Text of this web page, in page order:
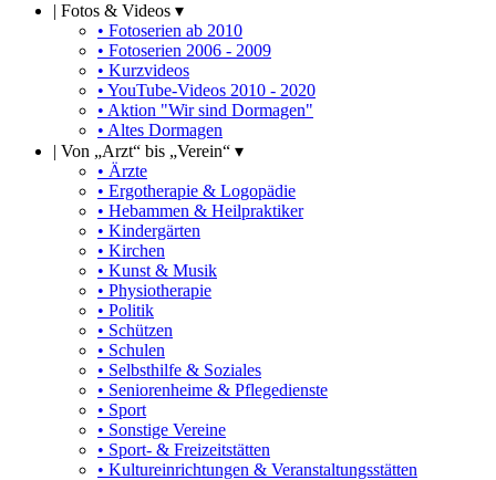
| Fotos & Videos ▾
• Fotoserien ab 2010
• Fotoserien 2006 - 2009
• Kurzvideos
• YouTube-Videos 2010 - 2020
• Aktion "Wir sind Dormagen"
• Altes Dormagen
| Von „Arzt“ bis „Verein“ ▾
• Ärzte
• Ergotherapie & Logopädie
• Hebammen & Heilpraktiker
• Kindergärten
• Kirchen
• Kunst & Musik
• Physiotherapie
• Politik
• Schützen
• Schulen
• Selbsthilfe & Soziales
• Seniorenheime & Pflegedienste
• Sport
• Sonstige Vereine
• Sport- & Freizeitstätten
• Kultureinrichtungen & Veranstaltungsstätten